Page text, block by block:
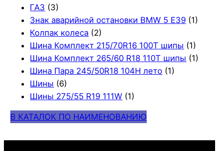
ГАЗ (3)
Знак аварийной остановки BMW 5 E39 (1)
Колпак колеса (2)
Шина Комплект 215/70R16 100T шипы (1)
Шина Комплект 265/60 R18 110T шипы (1)
Шина Пара 245/50R18 104H лето (1)
Шины (6)
Шины 275/55 R19 111W (1)
В КАТАЛОК ПО НАИМЕНОВАНИЮ